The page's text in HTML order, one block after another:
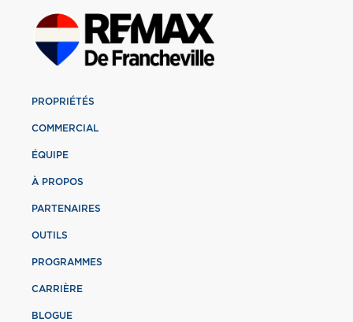
PROPRIÉTÉS
COMMERCIAL
ÉQUIPE
À PROPOS
PARTENAIRES
OUTILS
PROGRAMMES
CARRIÈRE
BLOGUE